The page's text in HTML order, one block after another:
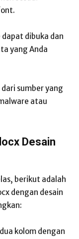
dibuka dan
yang Anda
sumber yang
atau
Desain
berikut adalah
dengan desain
kolom dengan